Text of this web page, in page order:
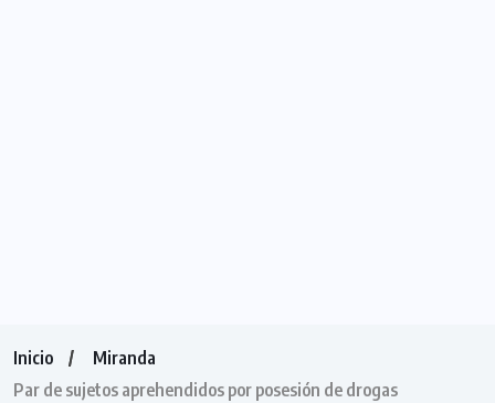
Inicio
Miranda
Par de sujetos aprehendidos por posesión de drogas